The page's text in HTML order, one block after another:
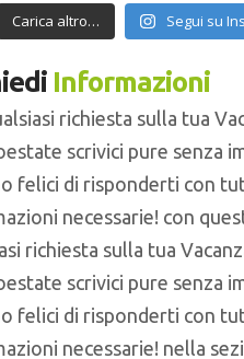
Carica altro… Segui su
Informazioni
richiesta sulla tua
scrivici pure senza
felici di risponderti con
necessarie! con
richiesta sulla tua
scrivici pure senza
felici di risponderti con
necessarie! nella